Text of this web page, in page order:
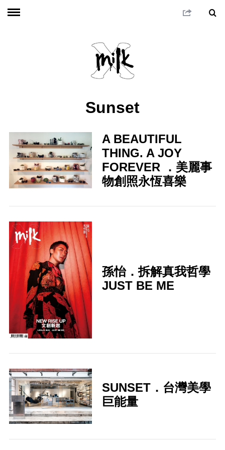
Sunset
A BEAUTIFUL
THING. A JOY
FOREVER ．美麗事
物創照永恆喜樂
孫怡．拆解真我哲學
JUST BE ME
SUNSET．台灣美學
巨能量